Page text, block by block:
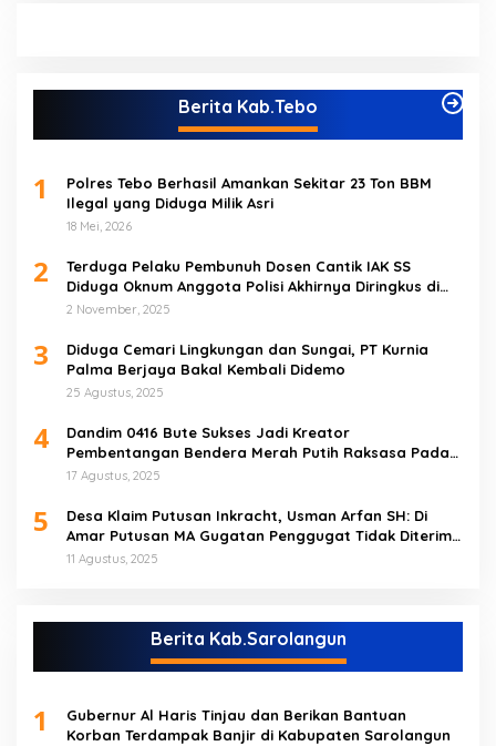
Berita Kab.Tebo
1
Polres Tebo Berhasil Amankan Sekitar 23 Ton BBM
Ilegal yang Diduga Milik Asri
18 Mei, 2026
2
Terduga Pelaku Pembunuh Dosen Cantik IAK SS
Diduga Oknum Anggota Polisi Akhirnya Diringkus di
Tebo Tengah
2 November, 2025
3
Diduga Cemari Lingkungan dan Sungai, PT Kurnia
Palma Berjaya Bakal Kembali Didemo
25 Agustus, 2025
4
Dandim 0416 Bute Sukses Jadi Kreator
Pembentangan Bendera Merah Putih Raksasa Pada
Peringatan HUT RI ke 80 di Tebo
17 Agustus, 2025
5
Desa Klaim Putusan Inkracht, Usman Arfan SH: Di
Amar Putusan MA Gugatan Penggugat Tidak Diterima
(NO)
11 Agustus, 2025
Berita Kab.Sarolangun
1
Gubernur Al Haris Tinjau dan Berikan Bantuan
Korban Terdampak Banjir di Kabupaten Sarolangun